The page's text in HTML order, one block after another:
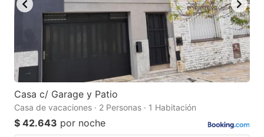
Casa c/ Garage y Patio
Casa de vacaciones · 2 Personas · 1 Habitación
$ 42.643 por noche